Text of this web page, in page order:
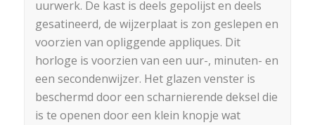
uurwerk. De kast is deels gepolijst en deels
gesatineerd, de wijzerplaat is zon geslepen en
voorzien van opliggende appliques. Dit
horloge is voorzien van een uur-, minuten- en
een secondenwijzer. Het glazen venster is
beschermd door een scharnierende deksel die
is te openen door een klein knopje wat